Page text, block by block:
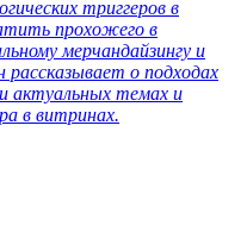
триггеров в
прохожего в
мерчандайзингу и
о подходах
актуальных темах и
в витринах.